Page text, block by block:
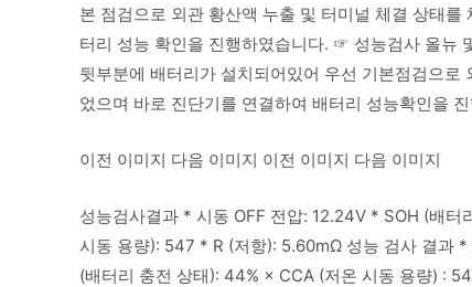
본 점검으로 외관 황산액 누출 및 터미널 체결 상태
터리 성능 확인을 진행하였습니다. ☞ 성능검사 올뉴
뒷부분에 배터리가 설치되어있어 우선 기본점검으
었으며 바로 진단기를 연결하여 배터리 성능확인을
이전 이미지 다음 이미지 이전 이미지 다음 이미지
성능검사결과 * 시동 OFF 전압: 12.24V * SOH (배
시동 용량): 547 * R (저항): 5.60mΩ 성능 검사 결과
(배터리 충전 상태): 44% × CCA (저온 시동 용량) :